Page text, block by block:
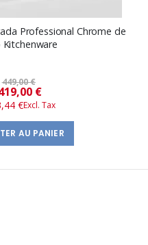
Professional Chrome de
Kitchenware
449,00 €
Prix
spécial
€
€
AU PANIER